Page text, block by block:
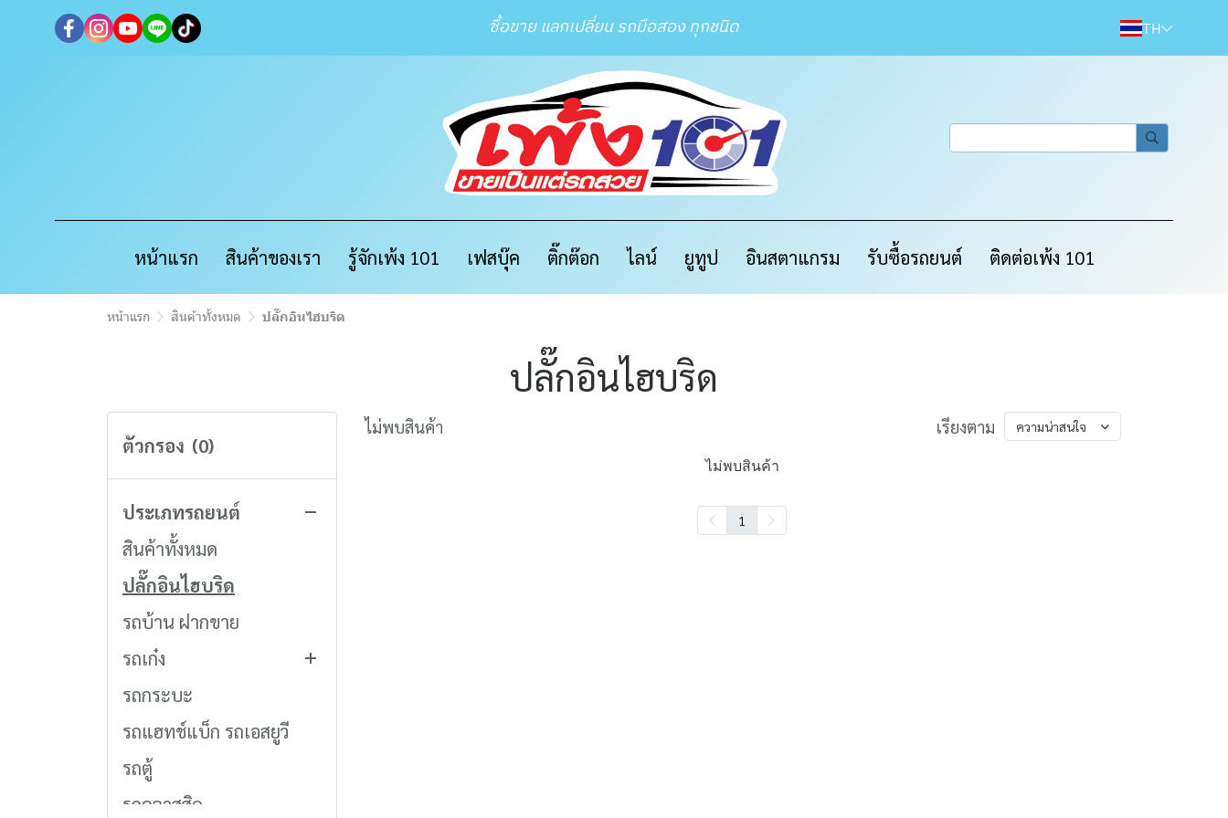
ซื้อขาย แลกเปลี่ยน รถมือสอง ทุกชนิด TH
หน้าแรก สินค้าของเรา รู้จักเพ้ง 101 เฟสบุ๊ค ติ๊กต๊อก ไลน์ ยูทูป อินสตาแกรม รับซื้อรถยนต์ ติดต่อเพ้ง 101
หน้าแรก สินค้าทั้งหมด ปลั๊กอินไฮบริด
ปลั๊กอินไฮบริด
ตัวกรอง (0)
ประเภทรถยนต์
สินค้าทั้งหมด
ปลั๊กอินไฮบริด
รถบ้าน ฝากขาย
รถเก๋ง
โตโยต้า
รถกระบะ
รถแฮทช์แบ็ก รถเอสยูวี
รถตู้
รถคลาสสิค
ไม่พบสินค้า เรียงตาม ความน่าสนใจ
ไม่พบสินค้า
1